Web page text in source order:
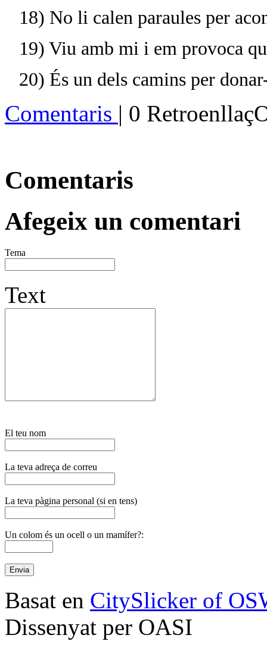
18) No li calen paraules per
19) Viu amb mi i em provoca
20) És un dels camins per
Comentaris | 0
Comentaris
Afegeix un comentari
Tema
Text
El teu nom
La teva adreça de correu
La teva pàgina personal (si en tens)
Un colom és un ocell o un mamífer?:
Basat en CitySlicker of
Dissenyat per OASI